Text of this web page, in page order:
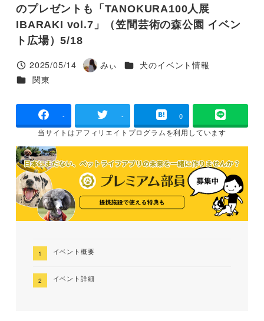
のプレゼントも「TANOKURA100人展
IBARAKI vol.7」（笠間芸術の森公園 イベン
ト広場）5/18
投稿日
2025/05/14
著
みぃ カテゴリー
犬のイベント情報
カテゴリー
関東
- - 0
当サイトはアフィリエイトプログラムを利用しています
イベント概要
イベント詳細